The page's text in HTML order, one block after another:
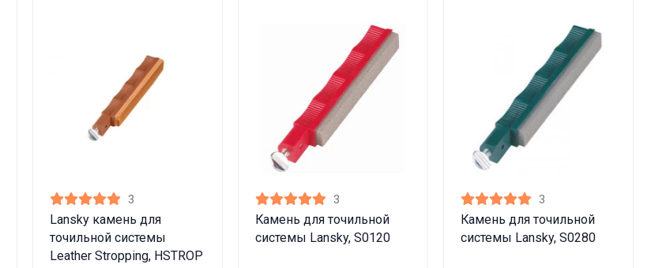
3
Lansky камень для
точильной системы
Leather Stropping, HSTROP
3
Камень для точильной
системы Lansky, S0120
3
Камень для точильной
системы Lansky, S0280